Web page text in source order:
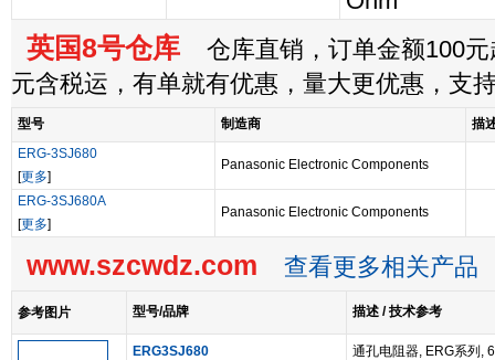
英国8号仓库 仓库直销，订单金额100元
元含税运，有单就有优惠，量大更优惠，支
型号 制造商
描
ERG-3SJ680
[更多]
Panasonic Electronic Components
ERG-3SJ680A
[更多]
Panasonic Electronic Components
www.szcwdz.com 查看更多相关产品
参考图片 型号/品牌 描述 / 技术参考
ERG3SJ680
通孔电阻器, ERG系列,